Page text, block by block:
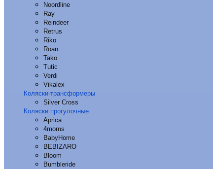
Noordline
Ray
Reindeer
Retrus
Riko
Roan
Tako
Tutic
Verdi
Vikalex
Коляски-трансформеры
Silver Cross
Коляски прогулочные
Aprica
4moms
BabyHome
BEBIZARO
Bloom
Bumbleride